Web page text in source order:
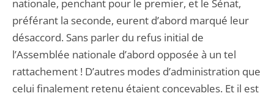
nationale, penchant pour le premier, et le Sénat,
préférant la seconde, eurent d’abord marqué leur
désaccord. Sans parler du refus initial de
l’Assemblée nationale d’abord opposée à un tel
rattachement ! D’autres modes d’administration que
celui finalement retenu étaient concevables. Et il est